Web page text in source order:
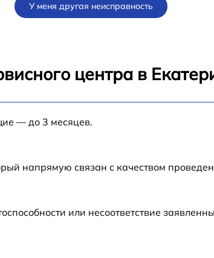
от 60 мин
У меня другая неисправность
центра в
— до 3 месяцев.
напрямую связан с качеством
или несоответствие